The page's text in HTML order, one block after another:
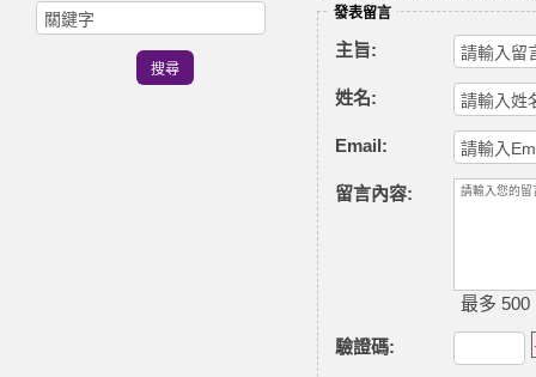
發表留言
主旨:
姓名:
Email:
留言內容:
最多 500
驗證碼: